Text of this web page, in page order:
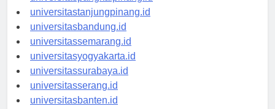
universitaspangkalpinang.id
universitastanjungpinang.id
universitasbandung.id
universitassemarang.id
universitasyogyakarta.id
universitassurabaya.id
universitasserang.id